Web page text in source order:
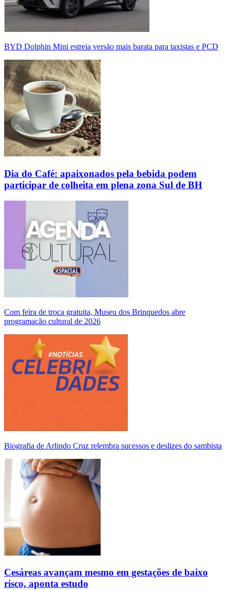
BYD Dolphin Mini estreia versão mais barata para taxistas e PCD
Dia do Café: apaixonados pela bebida podem
participar de colheita em plena zona Sul de BH
Com feira de troca gratuita, Museu dos Brinquedos abre
programação cultural de 2026
Biografia de Arlindo Cruz relembra sucessos e deslizes do sambista
Cesáreas avançam mesmo em gestações de baixo
risco, aponta estudo